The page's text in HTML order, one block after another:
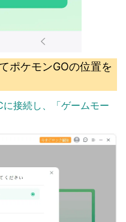
ポケモンGOの位置を
接続し、「ゲームモー